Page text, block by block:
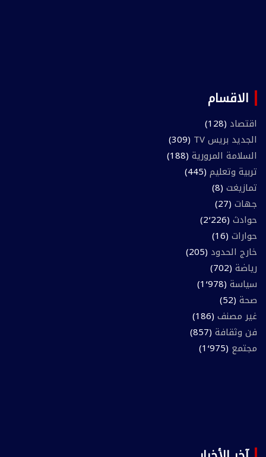
الاقسام
اقتصاد (128)
الجديد بريس TV
(309)
السلامة المرورية (188)
تربية وتعليم (445)
تمازيغت (8)
جهات (27)
حوادث (2٬226)
حوارات (16)
خارج الحدود (205)
رياضة (702)
سياسة (1٬978)
صحة (52)
غير مصنف (186)
فن وثقافة (857)
مجتمع (1٬975)